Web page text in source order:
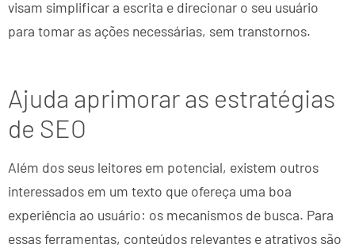
visam simplificar a escrita e direcionar o seu usuário
para tomar as ações necessárias, sem transtornos.
Ajuda aprimorar as estratégias
de SEO
Além dos seus leitores em potencial, existem outros
interessados em um texto que ofereça uma boa
experiência ao usuário: os mecanismos de busca. Para
essas ferramentas, conteúdos relevantes e atrativos são